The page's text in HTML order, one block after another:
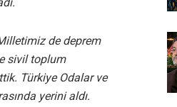
de deprem
sivil toplum
Türkiye Odalar ve
yerini aldı.